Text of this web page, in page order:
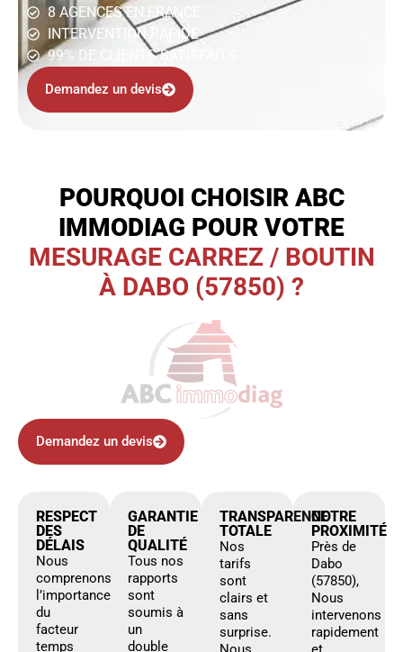
8 AGENCES EN FRANCE
INTERVENTION RAPIDE
99% DE CLIENTS SATISFAITS
Demandez un devis
POURQUOI CHOISIR ABC
IMMODIAG POUR VOTRE
MESURAGE CARREZ / BOUTIN
À DABO (57850) ?
Demandez un devis
RESPECT
DES
DÉLAIS
Nous
comprenons
l’importance
du
facteur
temps
GARANTIE
DE
QUALITÉ
Tous nos
rapports
sont
soumis à
un
double
TRANSPARENCE
TOTALE
Nos
tarifs
sont
clairs et
sans
surprise.
NOTRE
PROXIMITÉ
Près de
Dabo
(57850),
Nous
intervenons
rapidement